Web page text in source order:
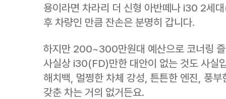
용이라면 차라리 더 신형 아반떼나 i30 2세
후 차량인 만큼 잔손은 분명히 갑니다.
하지만 200~300만원대 예산으로 코너링
사실상 i30(FD)만한 대안이 없는 것도 사실
해치백, 멀쩡한 차체 강성, 튼튼한 엔진, 풍
갖춘 차는 거의 없거든요.